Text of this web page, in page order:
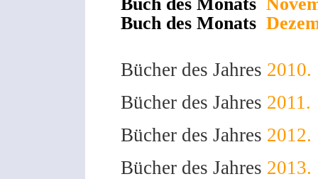
Buch des Monats
Bücher des Jahres 2010.
Bücher des Jahres 2011.
Bücher des Jahres 2012.
Bücher des Jahres 2013.